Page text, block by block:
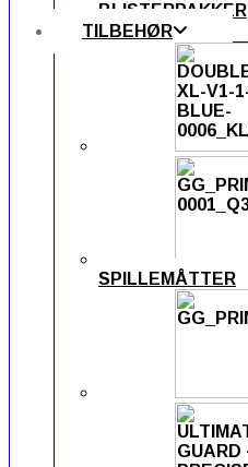
BLISTERPAKKER
TILBEHØR
SPILLEMÅTTER